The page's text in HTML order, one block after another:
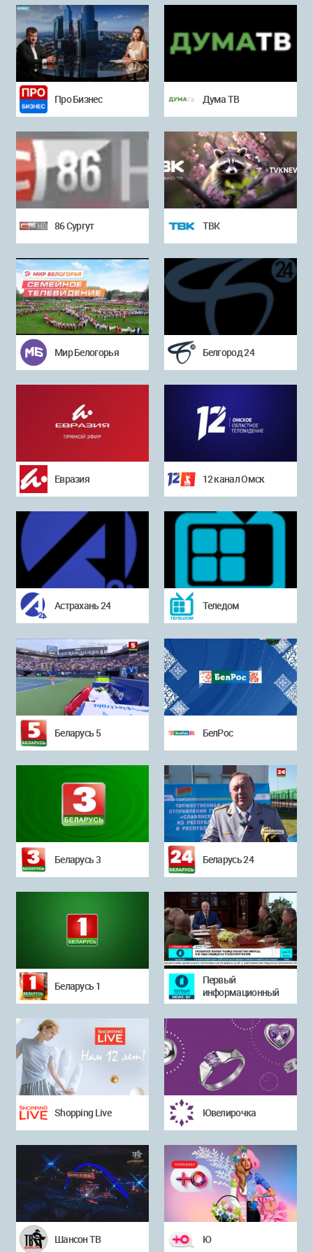
Про Бизнес Дума ТВ
86 Сургут ТВК
Мир Белогорья Белгород 24
Евразия 12 канал Омск
Астрахань 24 Теледом
Беларусь 5 БелРос
Беларусь 3 Беларусь 24
Беларусь 1
Первый
информационный
Shopping Live Ювелирочка
Шансон ТВ Ю